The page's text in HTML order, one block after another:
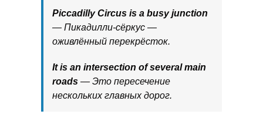
Piccadilly Circus is a busy junction
— Пикадилли-сёркус —
оживлённый перекрёсток.
It is an intersection of several main
roads — Это пересечение
нескольких главных дорог.